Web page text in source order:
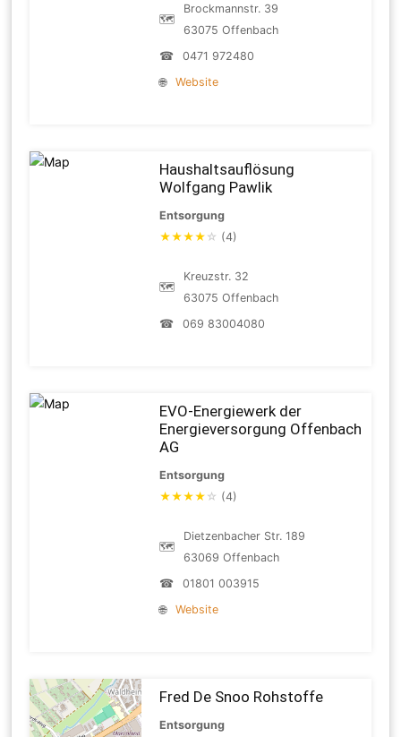
🗺
Brockmannstr. 39
63075 Offenbach
☎
0471 972480
🌐
Website
Haushaltsauflösung
Wolfgang Pawlik
Entsorgung
★★★★ ☆ (4)
🗺
Kreuzstr. 32
63075 Offenbach
☎
069 83004080
EVO-Energiewerk der
Energieversorgung Offenbach
AG
Entsorgung
★★★★ ☆ (4)
🗺
Dietzenbacher Str. 189
63069 Offenbach
☎
01801 003915
🌐
Website
Fred De Snoo Rohstoffe
Entsorgung